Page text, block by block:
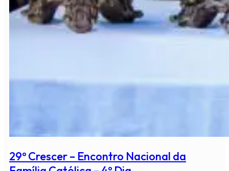
29º Crescer – Encontro Nacional da